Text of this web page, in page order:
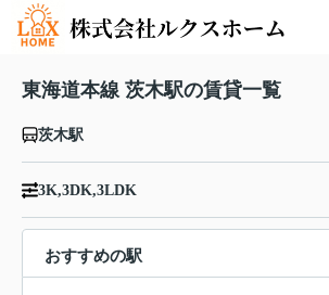
東海道本線 茨木駅の賃貸一覧
茨木駅
3K,3DK,3LDK
おすすめの駅